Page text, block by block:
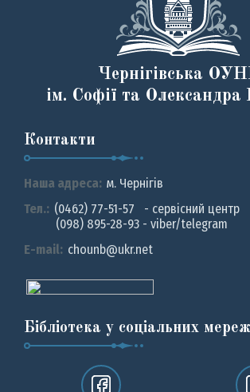
Чернігівська
ім. Софії та Олександра
Контакти
Наша адреса: м. Чернiгiв
Тел.: (0462) 77-51-57 - сервісний центр
(098) 895-28-93 - viber/telegram
E-mail: chounb@ukr.net
Бібліотека у соціальних